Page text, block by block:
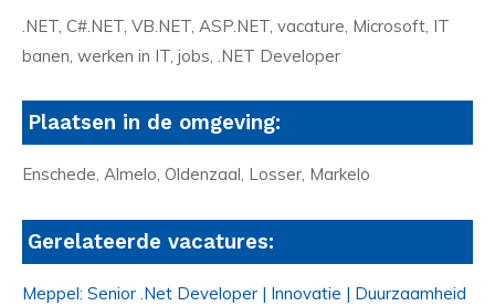
.NET, C#.NET, VB.NET, ASP.NET, vacature, Microsoft, IT
banen, werken in IT, jobs, .NET Developer
Plaatsen in de omgeving:
Enschede, Almelo, Oldenzaal, Losser, Markelo
Gerelateerde vacatures:
Meppel: Senior .Net Developer | Innovatie | Duurzaamheid